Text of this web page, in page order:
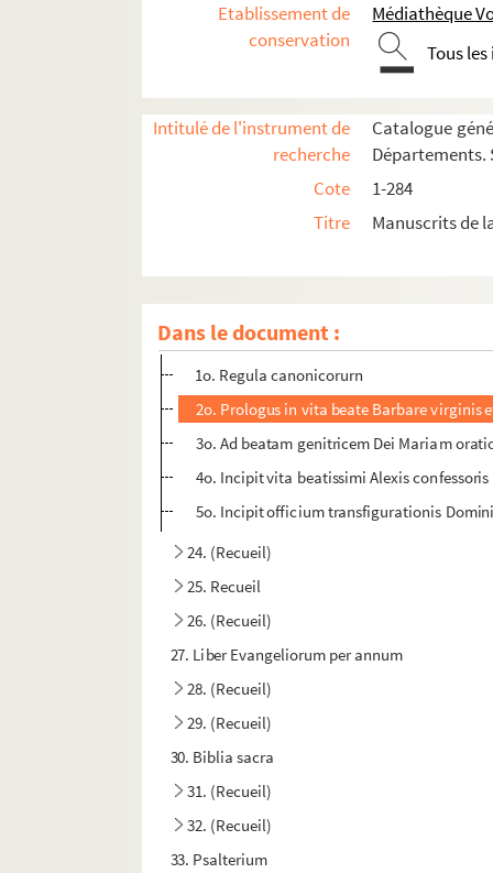
Etablissement de
conservation
Médiathèque
Tous
Intitulé de l'instrument de
recherche
Catalogue
Départements.
Cote
1-284
Titre
Manuscrits de
Dans le document :
14. Breviarium ad usum Præmonstratensium
15. Explanatio Pascasii abbatis in trenis
16. (Recueil)
17. Liber Evangeliorum
18. Breviarium ad usum Præmonstratorum
19. Sancti Gregorii homiliæ
20. S. Gregorii moralia in Job
22. (Recueil)
23. (Recueil)
1o. Regula canonicorurn
2o. Prologus in vita beate Barbare
3o. Ad beatam genitricem Dei Mariam
4o. Incipit vita beatissimi Alexis confessoris
5o. Incipit officium transfigurationis
24. (Recueil)
25. Recueil
26. (Recueil)
27. Liber Evangeliorum per annum
28. (Recueil)
29. (Recueil)
30. Biblia sacra
31. (Recueil)
32. (Recueil)
33. Psalterium